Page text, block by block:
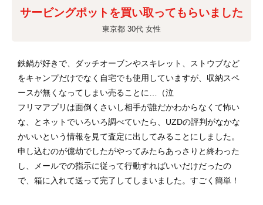
サービングポットを買い取ってもらいました
東京都 30代 女性
鉄鍋が好きで、ダッチオーブンやスキレット、ストウブなど
をキャンプだけでなく自宅でも使用していますが、収納スペ
ースが無くなってしまい売ることに…（泣
フリマアプリは面倒くさいし相手が誰だかわからなくて怖い
な、とネットでいろいろ調べていたら、UZDの評判がなかな
かいいという情報を見て査定に出してみることにしました。
申し込むのが億劫でしたがやってみたらあっさりと終わった
し、メールでの指示に従って行動すればいいだけだったの
で、箱に入れて送って完了してしまいました。すごく簡単！